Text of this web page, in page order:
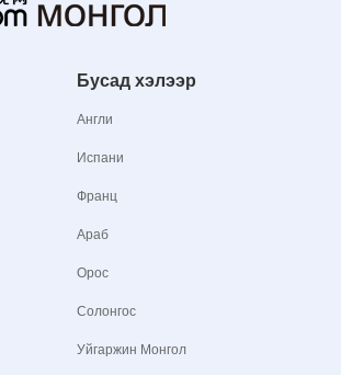
Бусад хэлээр
Англи
Испани
Франц
Араб
Орос
Солонгос
Уйгаржин Монгол